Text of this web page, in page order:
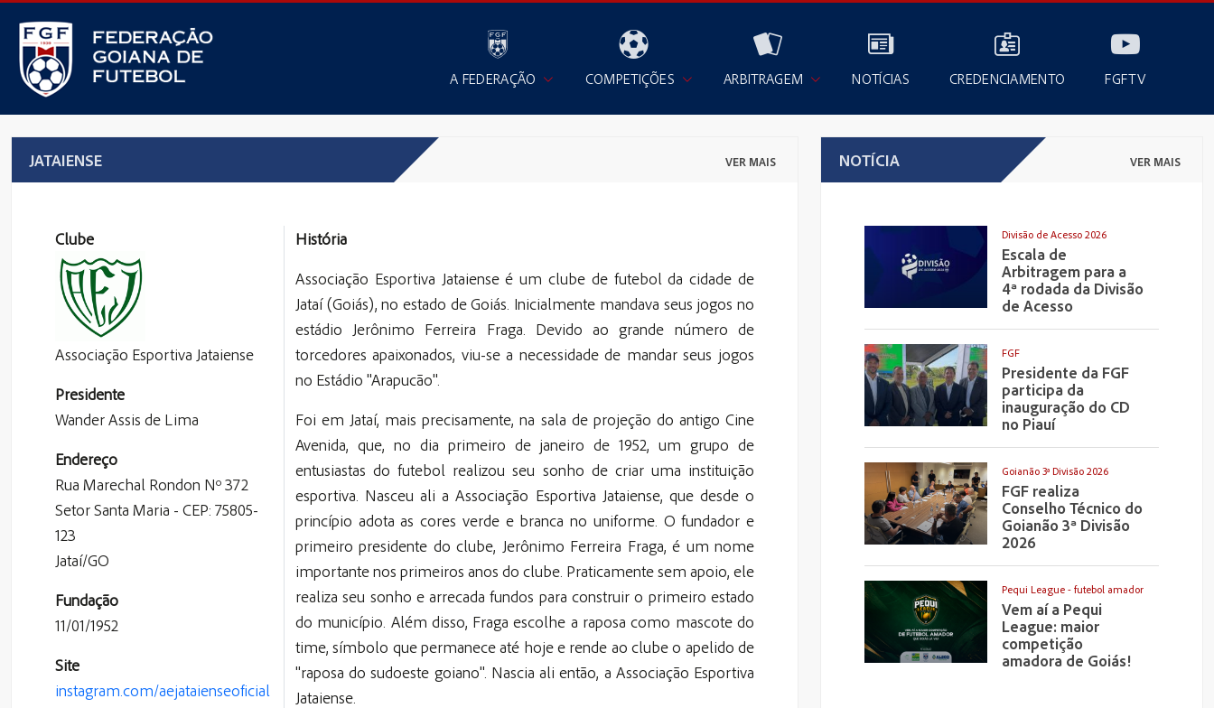
A FEDERAÇÃO COMPETIÇÕES ARBITRAGEM NOTÍCIAS CREDENCIAMENTO FGFTV
JATAIENSE VER MAIS
Clube
Associação Esportiva Jataiense
Presidente
Wander Assis de Lima
Endereço
Rua Marechal Rondon Nº 372
Setor Santa Maria - CEP: 75805-
123
Jataí/GO
Fundação
11/01/1952
Site
instagram.com/aejataienseoficial
História
Associação Esportiva Jataiense é um clube de futebol da cidade de
Jataí (Goiás), no estado de Goiás. Inicialmente mandava seus jogos no
estádio Jerônimo Ferreira Fraga. Devido ao grande número de
torcedores apaixonados, viu-se a necessidade de mandar seus jogos
no Estádio "Arapucão".
Foi em Jataí, mais precisamente, na sala de projeção do antigo Cine
Avenida, que, no dia primeiro de janeiro de 1952, um grupo de
entusiastas do futebol realizou seu sonho de criar uma instituição
esportiva. Nasceu ali a Associação Esportiva Jataiense, que desde o
princípio adota as cores verde e branca no uniforme. O fundador e
primeiro presidente do clube, Jerônimo Ferreira Fraga, é um nome
importante nos primeiros anos do clube. Praticamente sem apoio, ele
realiza seu sonho e arrecada fundos para construir o primeiro estado
do município. Além disso, Fraga escolhe a raposa como mascote do
time, símbolo que permanece até hoje e rende ao clube o apelido de
"raposa do sudoeste goiano". Nascia ali então, a Associação Esportiva
Jataiense.
NOTÍCIA VER MAIS
Divisão de Acesso 2026
Escala de
Arbitragem para a
4ª rodada da Divisão
de Acesso
FGF
Presidente da FGF
participa da
inauguração do CD
no Piauí
Goianão 3ª Divisão 2026
FGF realiza
Conselho Técnico do
Goianão 3ª Divisão
2026
Pequi League - futebol amador
Vem aí a Pequi
League: maior
competição
amadora de Goiás!